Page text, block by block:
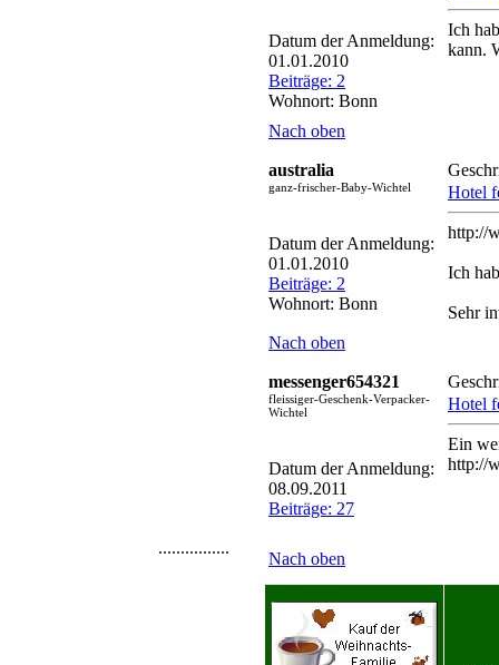
................
Datum der Anmeldung:
01.01.2010
Beiträge: 2
Wohnort: Bonn
Ich
kann.
Nach oben
australia
ganz-frischer-Baby-Wichtel
Datum der Anmeldung:
01.01.2010
Beiträge: 2
Wohnort: Bonn
Hotel
http://
Ich
Sehr
Nach oben
messenger654321
fleissiger-Geschenk-Verpacker-
Wichtel
Datum der Anmeldung:
08.09.2011
Beiträge: 27
Hotel
Ein
http://
Nach oben